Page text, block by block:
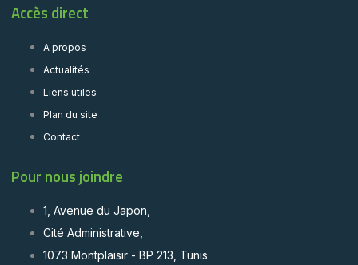
Accès direct
A propos
Actualités
Liens utiles
Plan du site
Contact
Pour nous joindre
1, Avenue du Japon,
Cité Administrative,
1073 Montplaisir - BP 213, Tunis